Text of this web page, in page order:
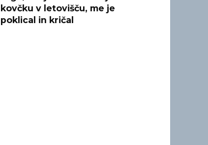
kovčku v letovišču, me je
poklical in kričal